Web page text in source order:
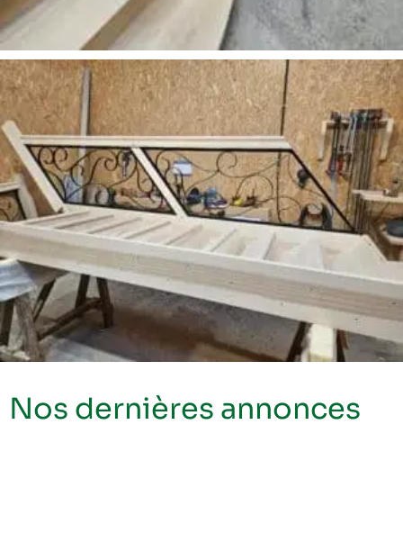
Nos dernières annonces